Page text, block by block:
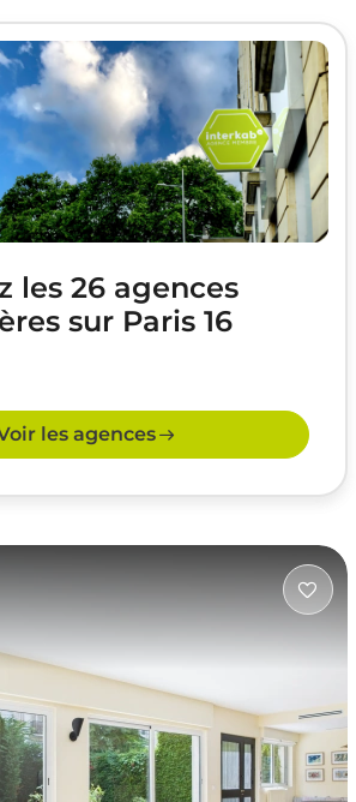
les 26 agences
sur Paris 16
les agences